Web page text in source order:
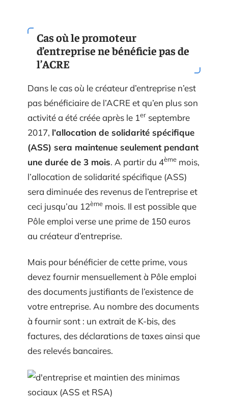
Cas où le promoteur
d’entreprise ne bénéficie pas de
l’ACRE
Dans le cas où le créateur d’entreprise n’est
pas bénéficiaire de l’ACRE et qu’en plus son
activité a été créée après le 1er septembre
2017, l’allocation de solidarité spécifique
(ASS) sera maintenue seulement pendant
une durée de 3 mois. A partir du 4ème mois,
l’allocation de solidarité spécifique (ASS)
sera diminuée des revenus de l’entreprise et
ceci jusqu’au 12ème mois. Il est possible que
Pôle emploi verse une prime de 150 euros
au créateur d’entreprise.
Mais pour bénéficier de cette prime, vous
devez fournir mensuellement à Pôle emploi
des documents justifiants de l’existence de
votre entreprise. Au nombre des documents
à fournir sont : un extrait de K-bis, des
factures, des déclarations de taxes ainsi que
des relevés bancaires.